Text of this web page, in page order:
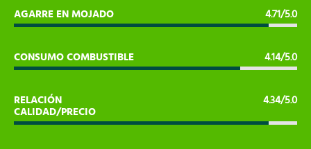
AGARRE EN MOJADO 4.71/5.0
CONSUMO COMBUSTIBLE 4.14/5.0
RELACIÓN
CALIDAD/PRECIO
4.34/5.0